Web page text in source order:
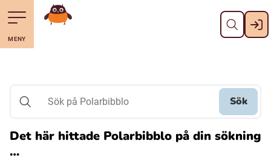
Till navigering av sidans innehåll
Hoppa till sidans huvudinnehåll Stäng
MENY
Gå till startsidan
Sök på Polarbibblo
Sök
Det här hittade Polarbibblo på din sökning
…